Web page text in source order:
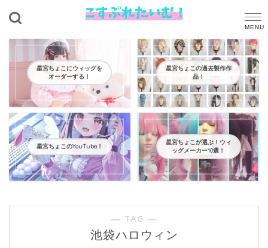
星宮ちょこにウィッグを
オーダーする！
星宮ちょこの過去製作作
品！
星宮ちょこのYouTube！
星宮ちょこが選ぶ！ウィ
ッグメーカー10選！
― TAG ―
池袋ハロウィン